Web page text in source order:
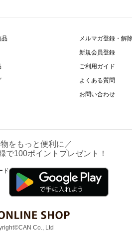
品
メルマガ登録・解
新規会員登録
ご利用ガイド
よくある質問
お問い合わせ
をもっと便利に／
で100ポイントプレゼント！
Co., Ltd